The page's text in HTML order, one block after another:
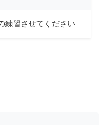
練習させてください